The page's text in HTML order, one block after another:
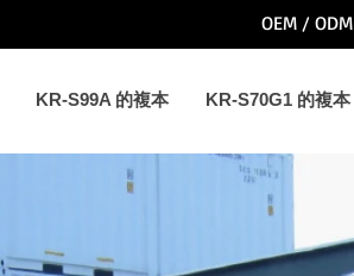
OEM / ODM
KR-S99A 的複本 KR-S70G1 的複本